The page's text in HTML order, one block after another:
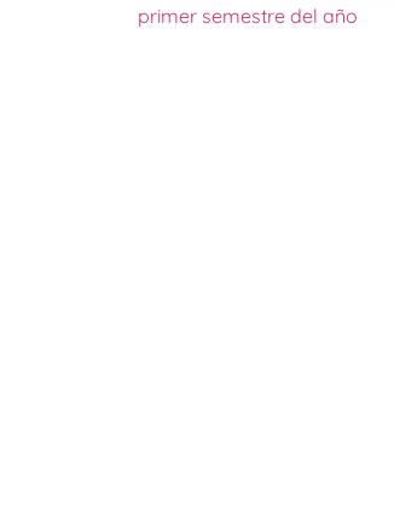
primer semestre del año